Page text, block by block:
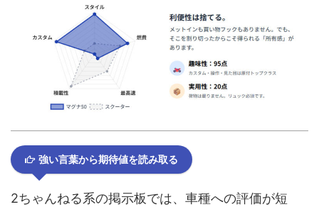
強い言葉から期待値を読み取る
2ちゃんねる系の掲示板では、車種への評価が短